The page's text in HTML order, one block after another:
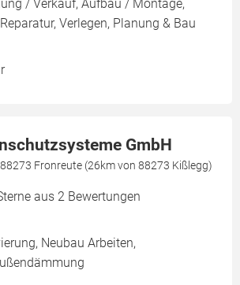
/ Verkauf, Aufbau / Montage,
Verlegen, Planung & Bau
GmbH
Fronreute (26km von 88273 Kißlegg)
aus 2 Bewertungen
Neubau Arbeiten,